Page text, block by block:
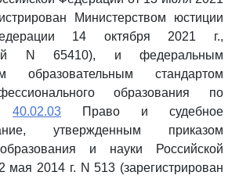
Министерством юстиции
14 октября 2021 г.,
N 65410), и федеральным
образовательным стандартом
образования по
40.02.03 Право и судебное
утвержденным приказом
и науки Российской
мая 2014 г. N 513 (зарегистрирован